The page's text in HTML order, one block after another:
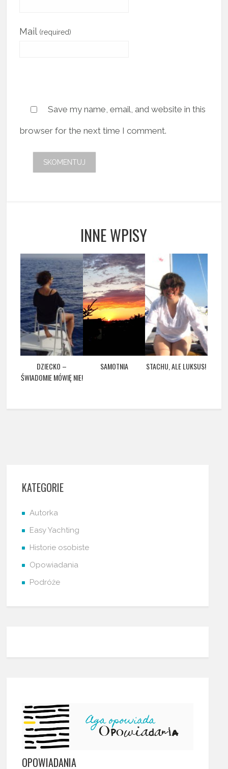
Mail (required)
Save my name, email, and website in this
browser for the next time I comment.
INNE WPISY
DZIECKO –
ŚWIADOMIE MÓWIĘ NIE!
SAMOTNIA STACHU, ALE LUKSUS!
KATEGORIE
Autorka
Easy Yachting
Historie osobiste
Opowiadania
Podróże
OPOWIADANIA